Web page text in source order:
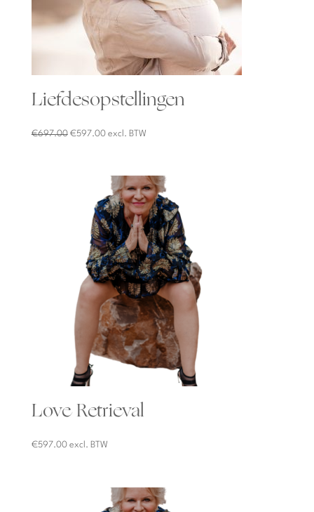
Liefdesopstellingen
€697.00 €597.00 excl. BTW
Love Retrieval
€597.00 excl. BTW